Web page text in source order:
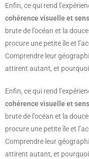
Enfin, ce qui rend
cohérence visuelle et
brute de l’océan et la
procure une petite île et
Comprendre leur
attirent autant, et
Enfin, ce qui rend
cohérence visuelle et
brute de l’océan et la
procure une petite île et
Comprendre leur
attirent autant, et